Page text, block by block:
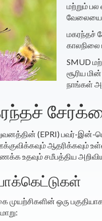
மற்றும்
வேலையைச்
மகரந்தச்
காலநிலை
SMUD
சூரிய
நாங்கள்
(EPRI) பவர்-இன்-
ஆதரிக்கவும்
உதவும் சமீபத்திய
ஒரு